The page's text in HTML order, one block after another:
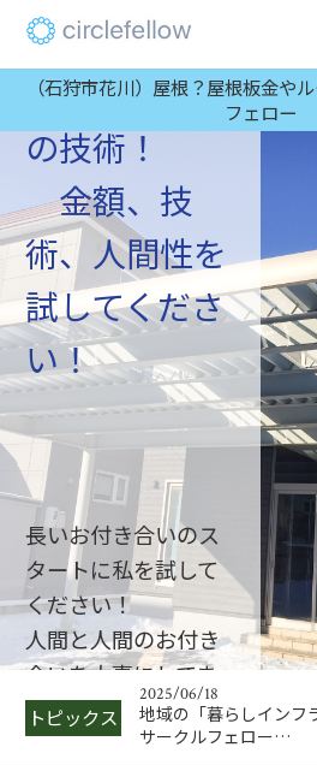
（石狩市花川）屋根？屋根板金や
フェロー
事）2番目に
安いが1番目
の技術！
金額、技
術、人間性を
試してくださ
い！
長いお付き合いのス
タートに私を試して
ください！
人間と人間のお付き
合いを大事にしてま
すトピックス
2025/06/01
鉄骨階段修理の必要性
2026/05/22
今期に中川製作所を建
2026/05/21
アパートの階段修理は
にお任せ下さい
2025/06/18
地域の「暮らしイン
サークルフェロー…